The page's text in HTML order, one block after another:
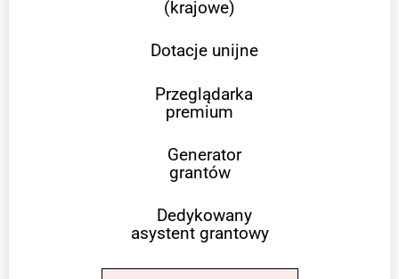
(krajowe)
Dotacje unijne
Przeglądarka
premium
Generator
grantów
Dedykowany
asystent grantowy